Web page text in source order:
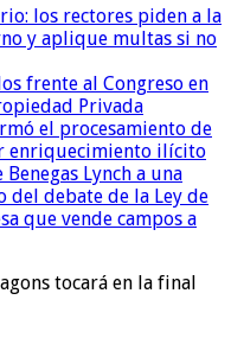
los rectores piden a la
y aplique multas si no
frente al Congreso en
Privada
el procesamiento de
enriquecimiento ilícito
Lynch a una
del debate de la Ley de
que vende campos a
tocará en la final